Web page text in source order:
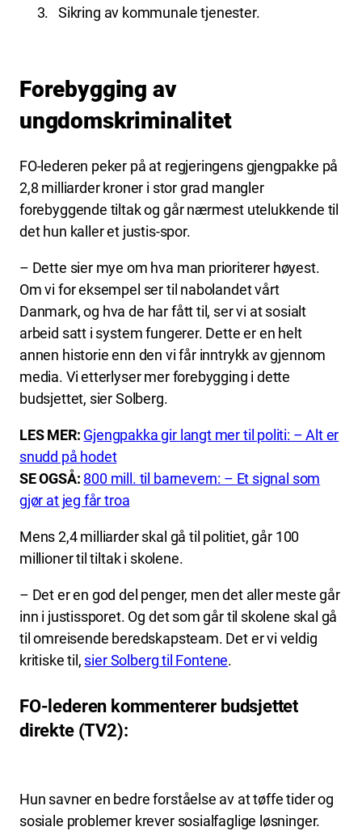
Sikring av kommunale tjenester.
Forebygging av
ungdomskriminalitet
FO-lederen peker på at regjeringens gjengpakke på
2,8 milliarder kroner i stor grad mangler
forebyggende tiltak og går nærmest utelukkende til
det hun kaller et justis-spor.
– Dette sier mye om hva man prioriterer høyest.
Om vi for eksempel ser til nabolandet vårt
Danmark, og hva de har fått til, ser vi at sosialt
arbeid satt i system fungerer. Dette er en helt
annen historie enn den vi får inntrykk av gjennom
media. Vi etterlyser mer forebygging i dette
budsjettet, sier Solberg.
LES MER: Gjengpakka gir langt mer til politi: – Alt er
snudd på hodet
SE OGSÅ: 800 mill. til barnevern: – Et signal som
gjør at jeg får troa
Mens 2,4 milliarder skal gå til politiet, går 100
millioner til tiltak i skolene.
– Det er en god del penger, men det aller meste går
inn i justissporet. Og det som går til skolene skal gå
til omreisende beredskapsteam. Det er vi veldig
kritiske til, sier Solberg til Fontene.
FO-lederen kommenterer budsjettet
direkte (TV2):
Hun savner en bedre forståelse av at tøffe tider og
sosiale problemer krever sosialfaglige løsninger.